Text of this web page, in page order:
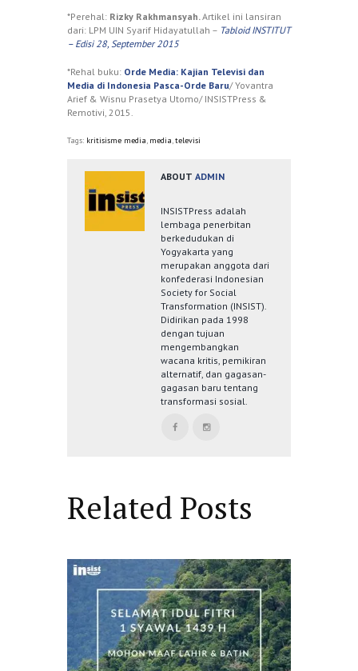
*Perehal: Rizky Rakhmansyah. Artikel ini lansiran
dari: LPM UIN Syarif Hidayatullah – Tabloid INSTITUT
– Edisi 28, September 2015
*Rehal buku: Orde Media: Kajian Televisi dan
Media di Indonesia Pasca-Orde Baru/ Yovantra
Arief & Wisnu Prasetya Utomo/ INSISTPress &
Remotivi, 2015.
Tags: kritisisme media, media,televisi
ABOUTADMIN
INSISTPress adalah
lembaga penerbitan
berkedudukan di
Yogyakarta yang
merupakan anggota dari
konfederasi Indonesian
Society for Social
Transformation (INSIST).
Didirikan pada 1998
dengan tujuan
mengembangkan
wacana kritis, pemikiran
alternatif, dan gagasan-
gagasan baru tentang
transformasi sosial.
Related Posts